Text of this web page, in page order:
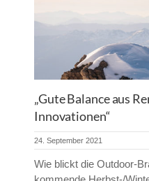
„Gute Balance aus
Innovationen“
24. September 2021
Wie blickt die Outdoor-